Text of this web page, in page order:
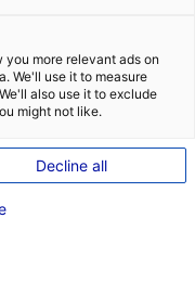
you more relevant ads on
We'll use it to measure
also use it to exclude
might not like.
Decline all